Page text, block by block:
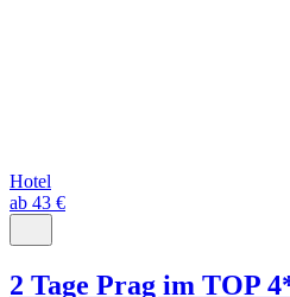
Hotel
ab 43 €
2 Tage Prag im TOP